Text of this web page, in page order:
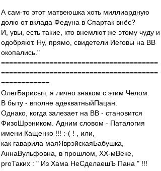
А сам-то этот матвеюшка хоть миллиардную
долю от вклада Федуна в Спартак внёс?
И, увы, есть такие, кто внемлют же этому чуду и
одобряют. Ну, прямо, свидетели Иеговы на ВВ
окопались."
=======================================
=======================================
============
ОлегБарисыч, я лично знаком с этим Челом.
В быту - вполне адекватныйПацан.
Однако, когда залезает на ВВ - становится
ФизоШрэником. Адним словом - Паталогия
имени Кащенко !!! :-( ! , или,
как гаварила маяЯврэйскаяБабушка,
АннаВульфовна, в прошлом, XX-мВеке,
proТаких : " Из Хама НеСделаешЪ Пана " !!!